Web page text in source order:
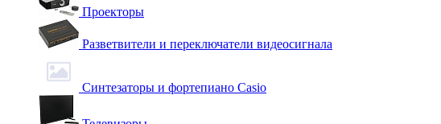
Проекторы
Разветвители и переключатели видеосигнала
Синтезаторы и фортепиано Casio